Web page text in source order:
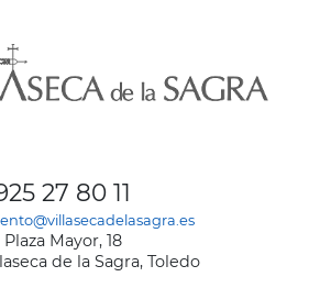
27 80 11
Plaza Mayor, 18
de la Sagra, Toledo